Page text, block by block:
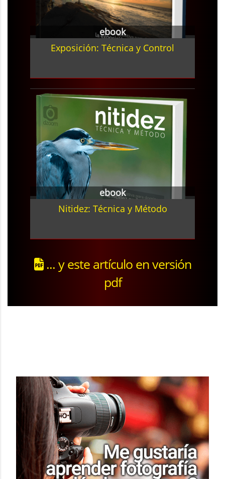
ebook
Exposición: Técnica y Control
ebook
Nitidez: Técnica y Método
... y este artículo en versión
pdf